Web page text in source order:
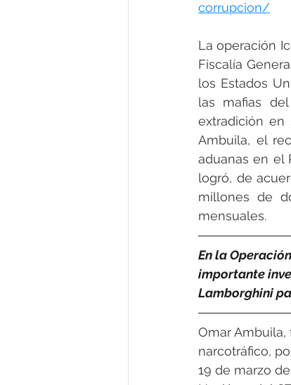
corrupcion/
La operación
Fiscalía
los Estados
las mafias
extradición
Ambuila, el
aduanas en el
logró, de
millones de
mensuales.
En la
importante
Lamborghini
Omar
narcotráfico,
19 de marzo